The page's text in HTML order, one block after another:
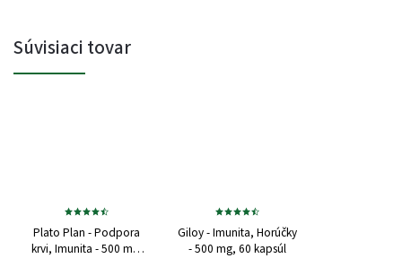
Súvisiaci tovar
Plato Plan - Podpora
krvi, Imunita - 500 mg,
Giloy - Imunita, Horúčky
- 500 mg, 60 kapsúl